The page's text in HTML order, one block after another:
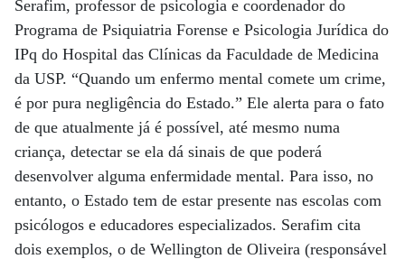
Serafim, professor de psicologia e coordenador do
Programa de Psiquiatria Forense e Psicologia Jurídica do
IPq do Hospital das Clínicas da Faculdade de Medicina
da USP. “Quando um enfermo mental comete um crime,
é por pura negligência do Estado.” Ele alerta para o fato
de que atualmente já é possível, até mesmo numa
criança, detectar se ela dá sinais de que poderá
desenvolver alguma enfermidade mental. Para isso, no
entanto, o Estado tem de estar presente nas escolas com
psicólogos e educadores especializados. Serafim cita
dois exemplos, o de Wellington de Oliveira (responsável